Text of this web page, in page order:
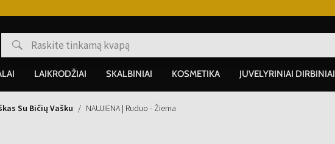
LAIKRODŽIAI SKALBINIAI KOSMETIKA JUVELYRINIAI DIRBINIAI
Su Bičių Vašku NAUJIENA | Ruduo - Žiema